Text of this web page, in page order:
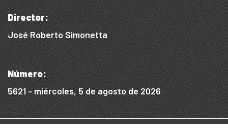
Director:
José Roberto Simonetta
Número:
5621 - miércoles, 5 de agosto de 2026